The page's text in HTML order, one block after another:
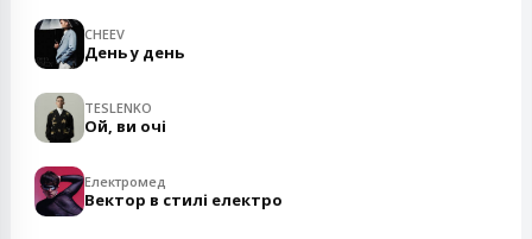
CHEEV
День у день
TESLENKO
Ой, ви очі
Електромед
Вектор в стилі електро